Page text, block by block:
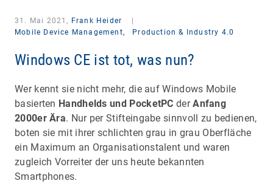
31. Mai 2021, Frank Heider
Mobile Device Management,
Production & Industry 4.0
Windows CE ist tot, was nun?
Wer kennt sie nicht mehr, die auf Windows Mobile
basierten Handhelds und PocketPC derAnfang
2000er Ära. Nur per Stifteingabe sinnvoll zu bedienen,
boten sie mit ihrer schlichten grau in grau Oberfläche
ein Maximum an Organisationstalent und waren
zugleich Vorreiter der uns heute bekannten
Smartphones.